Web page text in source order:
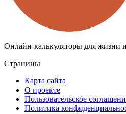
Онлайн-калькуляторы для жизни
Страницы
Карта сайта
О проекте
Пользовательское
Политика